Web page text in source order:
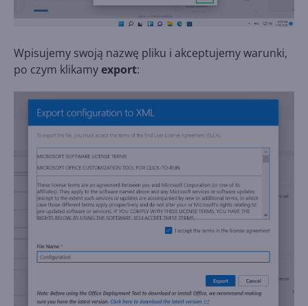
Wpisujemy swoją nazwę pliku i akceptujemy warunki,
po czym klikamyexport: